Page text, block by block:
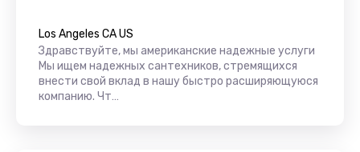
Los Angeles CA US
Здравствуйте, мы американские надежные услуги
Мы ищем надежных сантехников, стремящихся
внести свой вклад в нашу быстро расширяющуюся
компанию. Чт…